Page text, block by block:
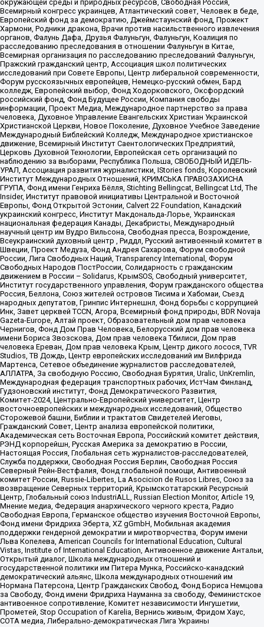
окружающей среды и природных ресурсов, Свободная Россия,
Всемирный конгресс украинцев, Атлантический совет, Человек в беде,
Европейский фонд за демократию, Джеймстаунский фонд, Прожект
Хармони, Родники дракона, Врачи против насильственного извлечения
органов, Фалунь Дафа, Друзья Фалуньгун, Фалуньгун, Коалиция по
расследованию преследования в отношении Фалуньгун в Китае,
Всемирная организация по расследованию преследований Фалуньгун,
Пражский гражданский центр, Ассоциация школ политических
исследований при Совете Европы, Центр либеральной современности,
Форум русскоязычных европейцев, Немецко-русский обмен, Бард
колледж, Европейский выбор, Фонд Ходорковского, Оксфордский
российский фонд, Фонд Будущее России, Компания свободы
информации, Проект Медиа, Международное партнерство за права
человека, Духовное Управление Евангельских Христиан Украинской
Христианской Церкви, Новое Поколение, Духовное Учебное Заведение
Международный Библейский Колледж, Международное христианское
движение, Всемирный Институт Саентологических Предприятий,
Церковь Духовной Технологии, Европейская сеть организаций по
наблюдению за выборами, Республика Польша, СВОБОДНЫЙ ИДЕЛЬ-
УРАЛ, Ассоциация развития журналистики, IStories fonds, Королевский
Институт Международных Отношений, КРИМСЬКА ПРАВОЗАХИСНА
ГРУПА, Фонд имени Генриха Бёлля, Stichting Bellingcat, Bellingcat Ltd, The
Insider, Институт правовой инициативы Центральной и Восточной
Европы, Фонд Открытой Эстонии, Calvert 22 Foundation, Канадский
украинский конгресс, Институт Макдональда-Лорье, Украинская
национальная федерация Канады, Декабристы, Международный
научный центр им Вудро Вильсона, Свободная пресса, Возрождение,
Всеукраинский духовный центр , Риддл, Русский антивоенный комитет в
Швеции, Проект Медуза, Фонд Андрея Сахарова, Форум свободной
России, Лига Свободных Наций, Transparеncy International, Форум
Свободных Народов ПостРоссии, Солидарность с гражданским
движением в России – Solidarus, КрымSOS, Свободный университет,
Институт государственного управления, Форум гражданского общества
Россия, Беллона, Союз жителей островов Тисима и Хабомаи, Съезд
народных депутатов, Гринпис Интернешнл, Фонд борьбы с коррупцией
Инк, Завет церквей TCCN, Агора, Всемирный фонд природы, BDR Novaja
Gazeta-Europe, Алтай проект, Образовательный дом прав человека
Чернигов, Фонд Дом Прав Человека, Белорусский дом прав человека
имени Бориса Звозскова, Дом прав человека Тбилиси, Дом прав
человека Ереван, Дом прав человека Крым, Центр дикого лосося, TVR
Studios, ТВ Дождь, Центр европейских исследований им Вилфрида
Мартенса, Сетевое объединение журналистов расследователей,
АЛЛАТРА, За свободную Россию, Свободная Бурятия, Uralic, UnKremlin,
Международная федерация транспортных рабочих, ИстЧам Финланд,
Гудзоновский институт, Фонд Демократического Развития,
Комитет-2024, Центрально-Европейский университет, Центр
восточноевропейских и международных исследований, Общество
Сторожевой башни, Библии и трактатов Свидетелей Иеговы,
Гражданский Совет, Центр анализа европейской политики,
Академическая сеть Восточная Европа, Российский комитет действия,
РЭНД корпорейшн, Русская Америка за демократию в России,
Настоящая Россия, Глобальная сеть журналистов-расследователей,
Служба поддержки, Свободная Россия Берлин, Свободная Россия
Северный Рейн-Вестфалия, Фонд глобальной помощи, Антивоенный
комитет России, Russie-Libertes, La Asocicion de Rusos Libres, Союз за
возвращение Северных территорий, Крымскотатарский Ресурсный
Центр, Глобальный союз IndustriALL, Russian Election Monitor, Article 19,
Мнение медиа, Федерация анархического черного креста, Радио
Свободная Европа, Германское общество изучения Восточной Европы,
Фонд имени Фридриха Эберта, XZ gGmbH, Мобильная академия
поддержки гендерной демократии и миротворчества, Форум имени
Льва Копелева, American Councils for International Education, Cultural
Vistas, Institute of International Education, Антивоенное движение Антальи,
Открытый диалог, Школа международных отношений и
государственной политики им Питера Мунка, Российско-канадский
демократический альянс, Школа международных отношений им
Нормана Патерсона, Центр Гражданских Свобод, Фонд Бориса Немцова
за Свободу, Фонд имени Фридриха Науманна за свободу, Феминистское
антивоенное сопротивление, Комитет независимости Ингушетии,
Прометей, Stop Occupation of Karelia, Вернись живым, Фридом Хаус,
СОТА медиа, Либерально-демократическая Лига Украины